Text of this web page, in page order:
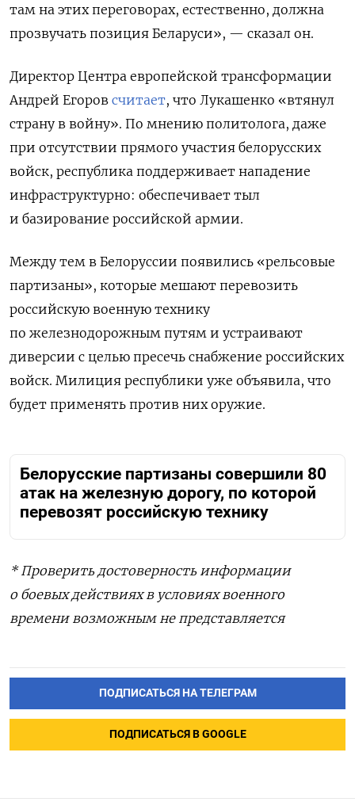
там на этих переговорах, естественно, должна
прозвучать позиция Беларуси», — сказал он.
Директор Центра европейской трансформации
Андрей Егоров считает, что Лукашенко «втянул
страну в войну». По мнению политолога, даже
при отсутствии прямого участия белорусских
войск, республика поддерживает нападение
инфраструктурно: обеспечивает тыл
и базирование российской армии.
Между тем в Белоруссии появились «рельсовые
партизаны», которые мешают перевозить
российскую военную технику
по железнодорожным путям и устраивают
диверсии с целью пресечь снабжение российских
войск. Милиция республики уже объявила, что
будет применять против них оружие.
Белорусские партизаны совершили 80
атак на железную дорогу, по которой
перевозят российскую технику
* Проверить достоверность информации
о боевых действиях в условиях военного
времени возможным не представляется
ПОДПИСАТЬСЯ НА ТЕЛЕГРАМ
ПОДПИСАТЬСЯ В GOOGLE